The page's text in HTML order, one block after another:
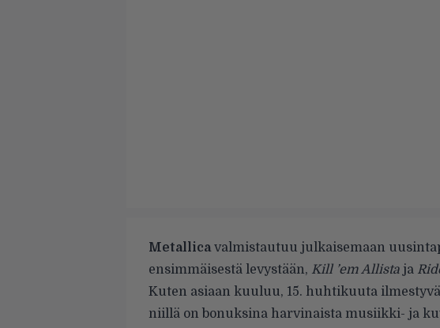
Metallicavalmistautuu julkaisemaan
ensimmäisestä levystään, Kill ’em Allista ja
Kuten asiaan kuuluu, 15. huhtikuuta
niillä on bonuksina harvinaista musiikki- ja